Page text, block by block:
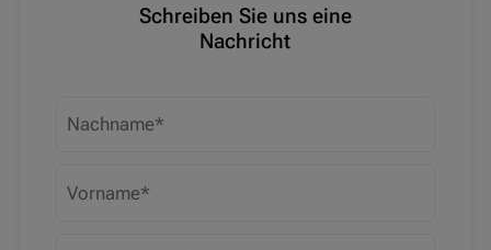
Schreiben Sie uns eine
Nachricht